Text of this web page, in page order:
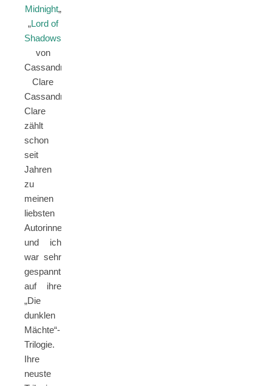
Midnight„
„Lord of
Shadows
von
Cassandra
Clare
Cassandra
Clare
zählt
schon
seit
Jahren
zu
meinen
liebsten
Autorinnen
und ich
war sehr
gespannt
auf ihre
„Die
dunklen
Mächte“-
Trilogie.
Ihre
neuste